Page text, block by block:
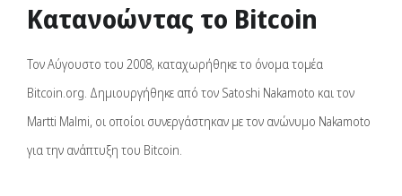
Κατανοώντας το Bitcoin
Τον Αύγουστο του 2008, καταχωρήθηκε το όνομα τομέα
Bitcoin.org. Δημιουργήθηκε από τον Satoshi Nakamoto και τον
Martti Malmi, οι οποίοι συνεργάστηκαν με τον ανώνυμο Nakamoto
για την ανάπτυξη του Bitcoin.